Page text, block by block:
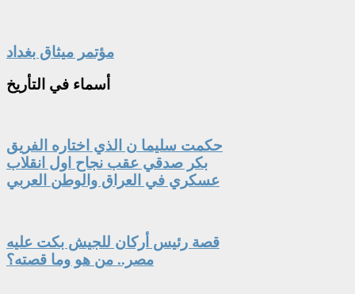
مؤتمر ميثاق بغداد
أسماء في التأريخ
حكمت سليما ن الذي اختاره الفريق
بكر صدقي عقب نجاح اول انقلاب
عسكري في العراق والوطن العربي
قصة رئيس أركان للجيش بكت عليه
مصر.. من هو وما قصته؟